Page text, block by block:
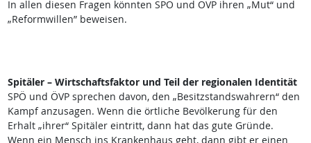
In allen diesen Fragen könnten SPÖ und ÖVP ihren „Mut“ und
„Reformwillen” beweisen.
Spitäler – Wirtschaftsfaktor und Teil der regionalen Identität
SPÖ und ÖVP sprechen davon, den „Besitzstandswahrern“ den
Kampf anzusagen. Wenn die örtliche Bevölkerung für den
Erhalt „ihrer“ Spitäler eintritt, dann hat das gute Gründe.
Wenn ein Mensch ins Krankenhaus geht, dann gibt er einen